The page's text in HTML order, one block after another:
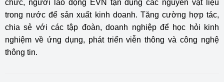
chức, người lao động EVN tận dụng các nguyên vật liệu
trong nước để sản xuất kinh doanh. Tăng cường hợp tác,
chia sẻ với các tập đoàn, doanh nghiệp để học hỏi kinh
nghiệm về ứng dụng, phát triển viễn thông và công nghệ
thông tin.